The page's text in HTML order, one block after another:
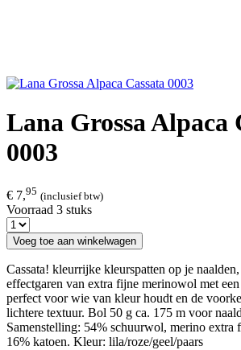
Lana Grossa Alpaca
0003
€ 7,95 (inclusief btw)
Voorraad 3 stuks
Voeg toe aan winkelwagen
Cassata! kleurrijke kleurspatten op je
effectgaren van extra fijne merinowol met
perfect voor wie van kleur houdt en de
lichtere textuur. Bol 50 g ca. 175 m voor
Samenstelling: 54% schuurwol, merino extra
16% katoen. Kleur: lila/roze/geel/paars